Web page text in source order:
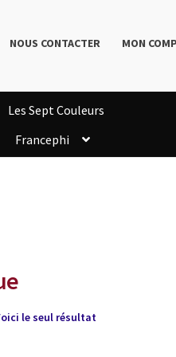
NOUS CONTACTER MON
Les Sept Couleurs
Francephi
le seul résultat